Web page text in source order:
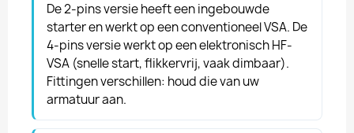
De 2-pins versie heeft een ingebouwde
starter en werkt op een conventioneel VSA. De
4-pins versie werkt op een elektronisch HF-
VSA (snelle start, flikkervrij, vaak dimbaar).
Fittingen verschillen: houd die van uw
armatuur aan.